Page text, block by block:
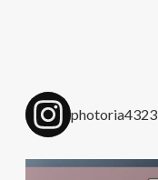
photoria4323